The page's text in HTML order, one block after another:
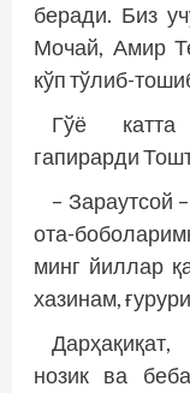
беради. Биз
Мочай, Амир
кўп тўлиб-
Гўё катта
гапирарди
– Зараутсой
ота-
минг йиллар
хазинам,
нозик ва